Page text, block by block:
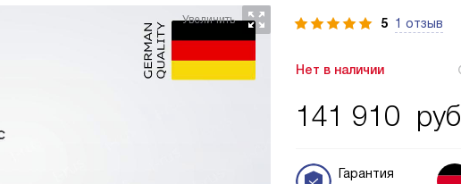
5 1 отзыв
Нет в наличии
141 910
Гарантия